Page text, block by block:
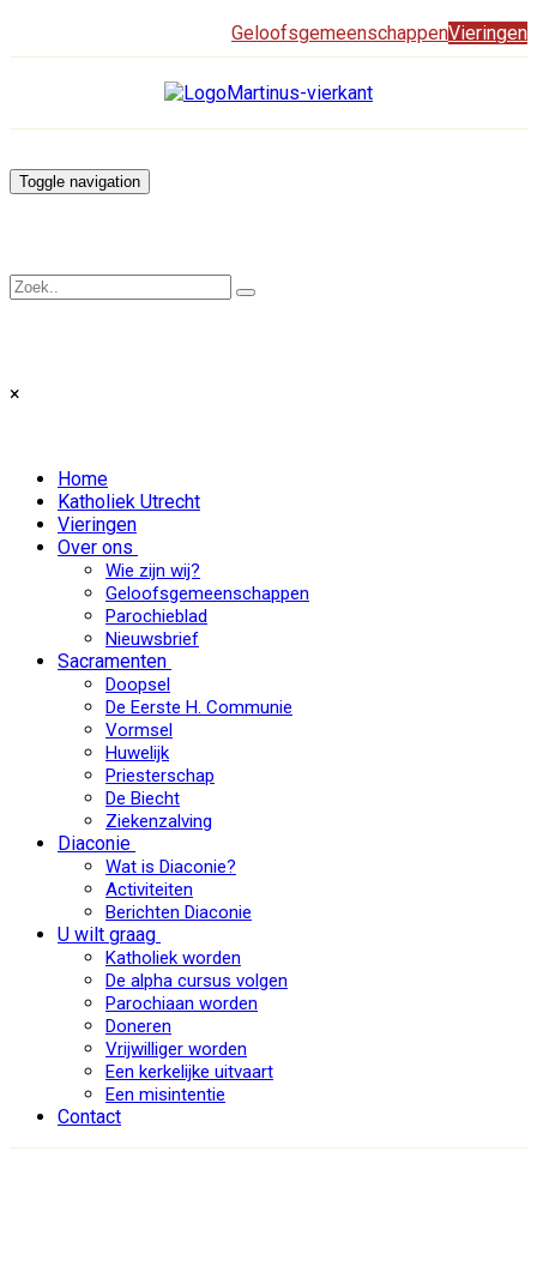
GeloofsgemeenschappenVieringen
Toggle navigation
×
Home
Katholiek Utrecht
Vieringen
Over ons
Wie zijn wij?
Geloofsgemeenschappen
Parochieblad
Nieuwsbrief
Sacramenten
Doopsel
De Eerste H. Communie
Vormsel
Huwelijk
Priesterschap
De Biecht
Ziekenzalving
Diaconie
Wat is Diaconie?
Activiteiten
Berichten Diaconie
U wilt graag
Katholiek worden
De alpha cursus volgen
Parochiaan worden
Doneren
Vrijwilliger worden
Een kerkelijke uitvaart
Een misintentie
Contact